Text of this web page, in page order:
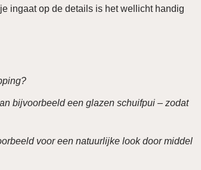
ingaat op de details is het wellicht handig
bijvoorbeeld een glazen schuifpui – zodat
voor een natuurlijke look door middel